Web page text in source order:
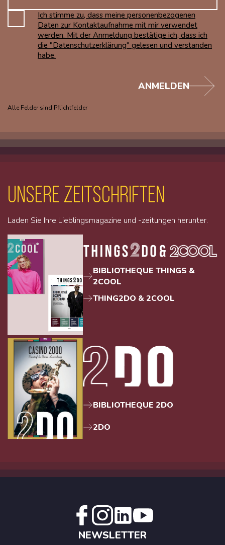
Ich stimme zu, dass meine personenbezogenen
Daten zur Kontaktaufnahme mit mir verwendet
werden. Mit der Anmeldung bestätige ich, dass ich
die "Datenschutzerklärung" gelesen und verstanden
habe.
Alle Felder sind Pflichtfelder
ANMELDEN
unsere Zeitschriften
Laden Sie Ihre Lieblingsmagazine und -zeitungen herunter.
BIBLIOTHEQUE THINGS &
2COOL
THING2DO & 2COOL
BIBLIOTHEQUE 2DO
2DO
NEWSLETTER